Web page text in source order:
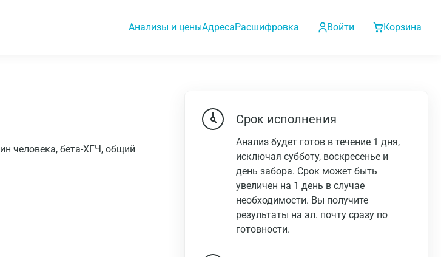
Анализы и ценыАдресаРасшифровка Войти Корзина
человека, бета-ХГЧ, общий
Срок исполнения
Анализ будет готов в течение 1 дня,
исключая субботу, воскресенье и
день забора. Срок может быть
увеличен на 1 день в случае
необходимости. Вы получите
результаты на эл. почту сразу по
готовности.